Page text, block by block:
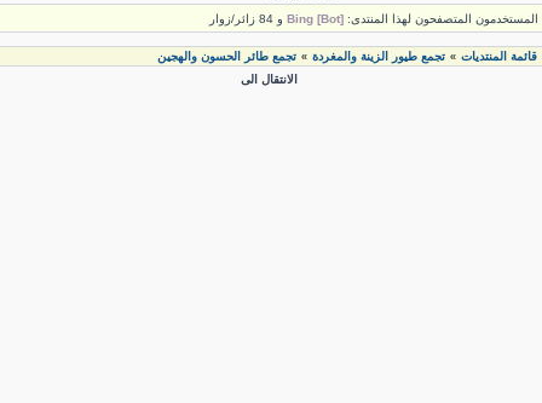
المستخدمون المتصفحون لهذا المنتدى: Bing [Bot]و 84 زائر/زوار
قائمة المنتديات» تجمع طيور الزينة والمغردة» تجمع طائر الحسون والهجين
الانتقال الى